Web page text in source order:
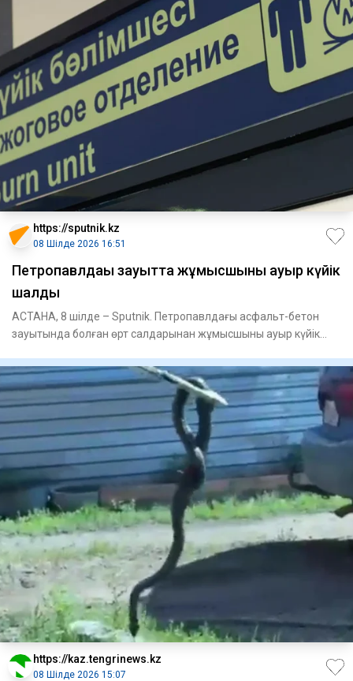
https://sputnik.kz
08 Шілде 2026 16:51
Петропавлдағы зауытта жұмысшыны ауыр күйік
шалды
АСТАНА, 8 шілде – Sputnik. Петропавлдағы асфальт-бетон
зауытында болған өрт салдарынан жұмысшыны ауыр күйік
https://kaz.tengrinews.kz
08 Шілде 2026 15:07